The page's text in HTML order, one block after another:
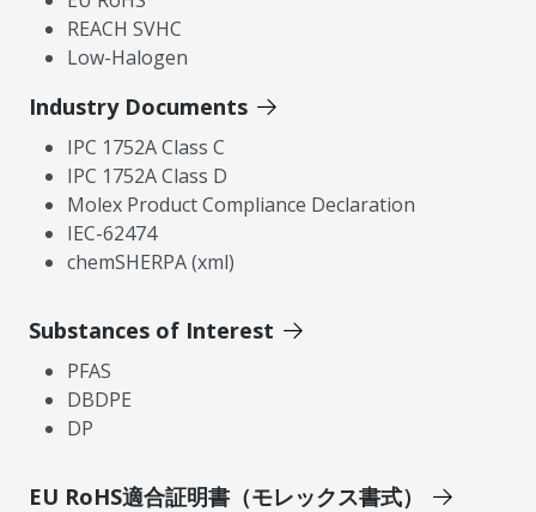
REACH SVHC
Low-Halogen
Industry Documents
IPC 1752A Class C
IPC 1752A Class D
Molex Product Compliance Declaration
IEC-62474
chemSHERPA (xml)
Substances of Interest
PFAS
DBDPE
DP
EU RoHS適合証明書（モレックス書式）